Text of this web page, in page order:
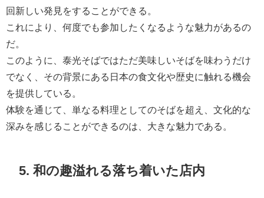
回新しい発見をすることができる。
これにより、何度でも参加したくなるような魅力があるの
だ。
このように、泰光そばではただ美味しいそばを味わうだけ
でなく、その背景にある日本の食文化や歴史に触れる機会
を提供している。
体験を通じて、単なる料理としてのそばを超え、文化的な
深みを感じることができるのは、大きな魅力である。
5. 和の趣溢れる落ち着いた店内